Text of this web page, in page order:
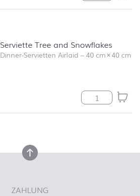
Serviette Tree and Snowflakes
Dinner-Servietten Airlaid –40 cm×40 cm
Serviette Tree
nach oben
ZAHLUNG